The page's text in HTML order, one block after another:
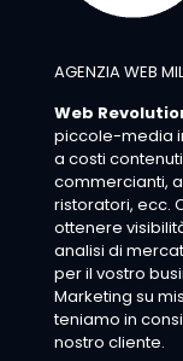
AGENZIA WEB
Web
piccole-media
a costi
commercianti,
ristoratori, ecc.
ottenere
analisi di
per il vostro
Marketing su
teniamo in
nostro cliente.